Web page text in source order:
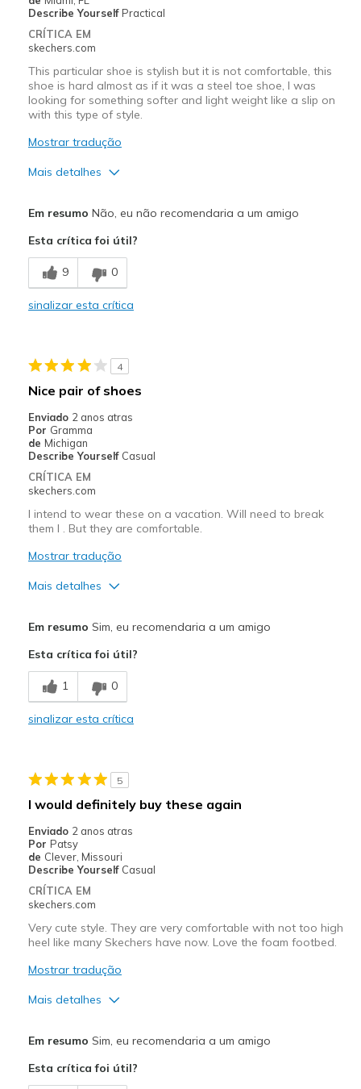
Describe Yourself Practical
CRÍTICA EM
skechers.com
This particular shoe is stylish but it is not comfortable, this
shoe is hard almost as if it was a steel toe shoe, I was
looking for something softer and light weight like a slip on
with this type of style.
Mostrar tradução
Mais detalhes
Stylish
Contras
I was looking for something more like a slip on
Sizing
View On Shoes
Shoes are for Wearing
Em resumo Não, eu não recomendaria a um amigo
Esta crítica foi útil?
9 0
sinalizar esta crítica
4
Nice pair of shoes
Enviado 2 anos atras
Por Gramma
de Michigan
Describe Yourself Casual
CRÍTICA EM
skechers.com
I intend to wear these on a vacation. Will need to break
them I . But they are comfortable.
Mostrar tradução
Mais detalhes
Melhores utilizações
Casual Wear
Em resumo Sim, eu recomendaria a um amigo
Esta crítica foi útil?
1 0
sinalizar esta crítica
5
I would definitely buy these again
Enviado 2 anos atras
Por Patsy
de Clever, Missouri
Describe Yourself Casual
CRÍTICA EM
skechers.com
Very cute style. They are very comfortable with not too high
heel like many Skechers have now. Love the foam footbed.
Mostrar tradução
Mais detalhes
Breathe Well
Em resumo Sim, eu recomendaria a um amigo
Esta crítica foi útil?